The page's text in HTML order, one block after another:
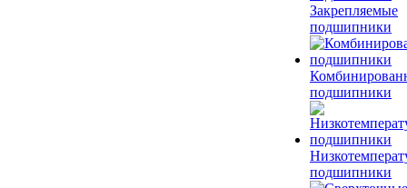
Закрепляемые
подшипники
подшипники
подшипники